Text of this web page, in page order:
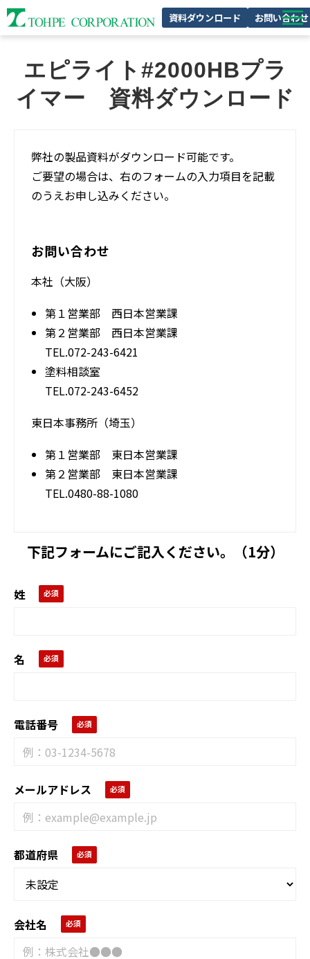
資料ダウンロード お問い合わせ
私たちの強み
企業情報
採用情報
エピライト#2000HBプラ
イマー　資料ダウンロード
弊社の製品資料がダウンロード可能です。
ご要望の場合は、右のフォームの入力項目を記載
のうえお申し込みください。
お問い合わせ
本社（大阪）
第１営業部 西日本営業課
第２営業部 西日本営業課
TEL.072-243-6421
塗料相談室
TEL.072-243-6452
東日本事務所（埼玉）
第１営業部 東日本営業課
第２営業部 東日本営業課
TEL.0480-88-1080
下記フォームにご記入ください。（1分）
姓
名
電話番号
メールアドレス
都道府県
会社名